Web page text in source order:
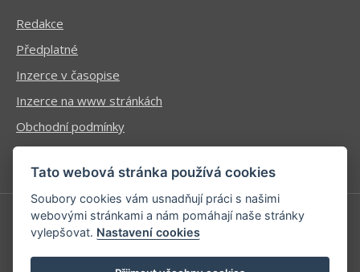
Redakce
Předplatné
Inzerce v časopise
Inzerce na www stránkách
Obchodní podmínky
Ochrana osobních údajů
Příhlášení | Registrace
Kontaktní informace
Tato webová stránka používá cookies
Soubory cookies vám usnadňují práci s našimi
webovými stránkami a nám pomáhají naše stránky
vylepšovat. Nastavení cookies